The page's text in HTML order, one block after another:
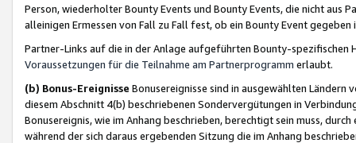
Person, wiederholter Bounty Events und Bounty Events, die nicht
alleinigen Ermessen von Fall zu Fall fest, ob ein Bounty Event
Partner-Links auf die in der Anlage aufgeführten Bounty-spezifischen
Voraussetzungen für die Teilnahme am Partnerprogramm erlaubt.
(b) Bonus-Ereignisse Bonusereignisse sind in ausgewählten Ländern
diesem Abschnitt 4(b) beschriebenen Sondervergütungen in
Bonusereignis, wie im Anhang beschrieben, berechtigt sein muss,
während der sich daraus ergebenden Sitzung die im Anhang